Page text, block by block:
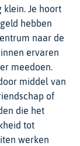
Je hoort
hebben
naar de
ervaren
meedoen.
middel van
of
die het
tot
werken